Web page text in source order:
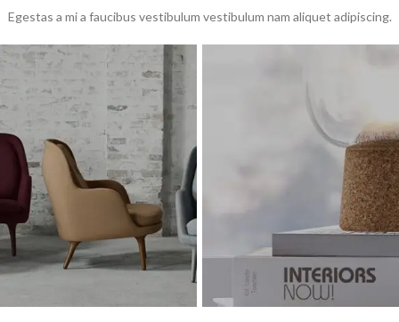
Egestas a mi a faucibus vestibulum vestibulum nam aliquet adipiscing.